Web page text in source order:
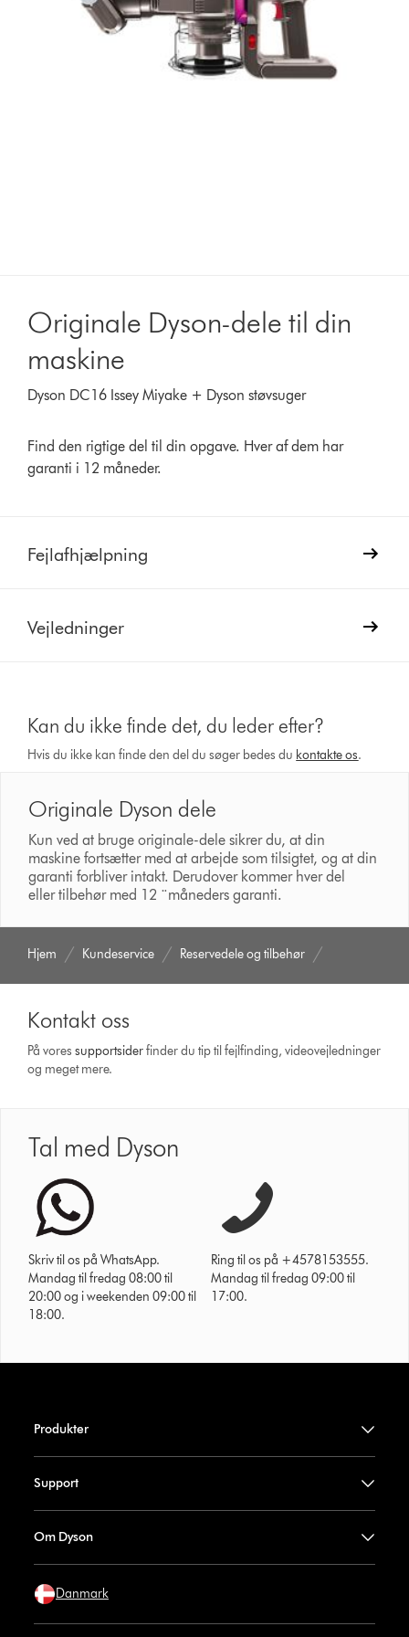
Originale Dyson-dele til din
maskine
Dyson DC16 Issey Miyake + Dyson støvsuger
Find den rigtige del til din opgave. Hver af dem har
garanti i 12 måneder.
Fejlafhjælpning
Vejledninger
Kan du ikke finde det, du leder efter?
Hvis du ikke kan finde den del du søger bedes du kontakte os.
Originale Dyson dele
Kun ved at bruge originale-dele sikrer du, at din
maskine fortsætter med at arbejde som tilsigtet, og at din
garanti forbliver intakt. Derudover kommer hver del
eller tilbehør med 12 ¨måneders garanti.
Hjem Kundeservice Reservedele og tilbehør
Kontakt oss
På voressupport­siderfinder du tip til fejlfinding, video­vejledninger
og meget mere.
Tal med Dyson
Skriv til os på WhatsApp.
Mandag til fredag 08:00 til
20:00 og i weekenden 09:00 til
18:00.
Ring til os på +4578153555.
Mandag til fredag 09:00 til
17:00.
Produkter
Support
Om Dyson
Danmark